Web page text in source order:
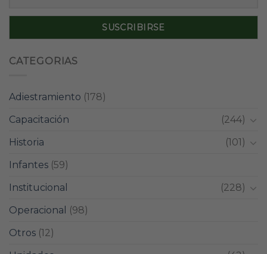
CATEGORIAS
Adiestramiento (178)
Capacitación
(244)
Historia
(101)
Infantes (59)
Institucional
(228)
Operacional
(98)
Otros (12)